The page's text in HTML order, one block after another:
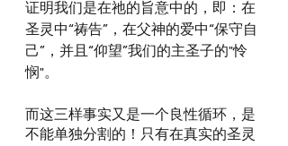
证明我们是在祂的旨意中的，即：在
圣灵中“祷告”，在父神的爱中“保守自
己”，并且“仰望”我们的主圣子的"怜
悯"。
而这三样事实又是一个良性循环，是
不能单独分割的！只有在真实的圣灵